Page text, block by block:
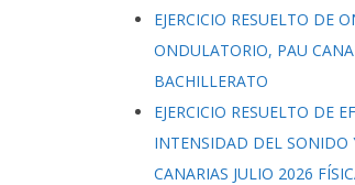
EJERCICIO RESUELTO DE
ONDULATORIO, PAU
BACHILLERATO
EJERCICIO RESUELTO DE
INTENSIDAD DEL SONIDO
CANARIAS JULIO 2026